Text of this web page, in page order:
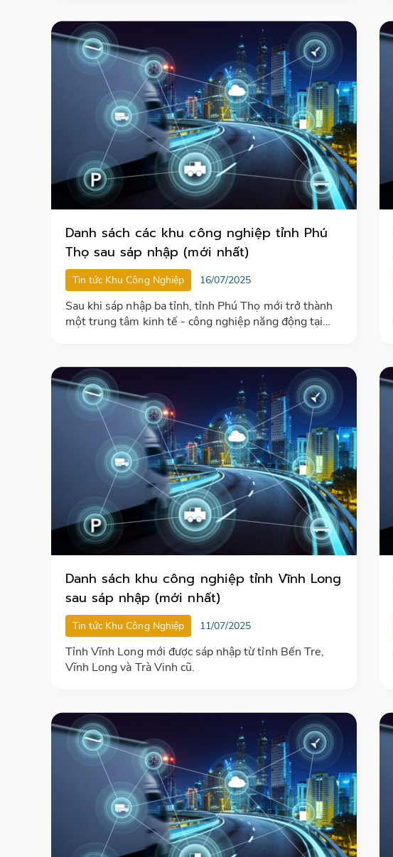
Danh sách các khu công nghiệp tỉnh Phú
Thọ sau sáp nhập (mới nhất)
Tin tức Khu Công Nghiệp 16/07/2025
Sau khi sáp nhập ba tỉnh, tỉnh Phú Thọ mới trở thành
một trung tâm kinh tế - công nghiệp năng động tại
vùng trung du Bắc Bộ.
Danh sách khu công nghiệp tỉnh Vĩnh Long
sau sáp nhập (mới nhất)
Tin tức Khu Công Nghiệp 11/07/2025
Tỉnh Vĩnh Long mới được sáp nhập từ tỉnh Bến Tre,
Vĩnh Long và Trà Vinh cũ.